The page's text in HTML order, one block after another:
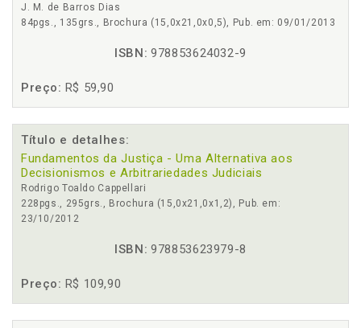
J. M. de Barros Dias
84pgs., 135grs., Brochura (15,0x21,0x0,5), Pub. em: 09/01/2013
ISBN: 978853624032-9
Preço: R$ 59,90
Título e detalhes:
Fundamentos da Justiça - Uma Alternativa aos
Decisionismos e Arbitrariedades Judiciais
Rodrigo Toaldo Cappellari
228pgs., 295grs., Brochura (15,0x21,0x1,2), Pub. em:
23/10/2012
ISBN: 978853623979-8
Preço: R$ 109,90